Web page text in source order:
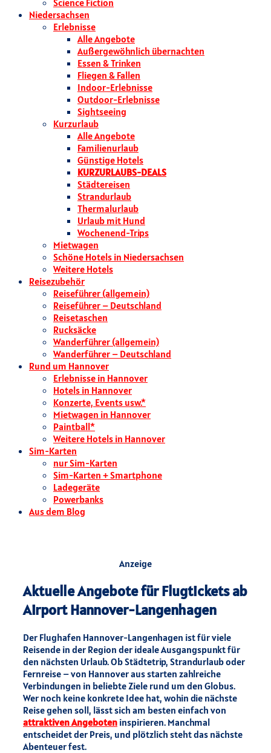
Science Fiction
Niedersachsen
Erlebnisse
Alle Angebote
Außergewöhnlich übernachten
Essen & Trinken
Fliegen & Fallen
Indoor-Erlebnisse
Outdoor-Erlebnisse
Sightseeing
Kurzurlaub
Alle Angebote
Familienurlaub
Günstige Hotels
KURZURLAUBS-DEALS
Städtereisen
Strandurlaub
Thermalurlaub
Urlaub mit Hund
Wochenend-Trips
Mietwagen
Schöne Hotels in Niedersachsen
Weitere Hotels
Reisezubehör
Reiseführer (allgemein)
Reiseführer – Deutschland
Reisetaschen
Rucksäcke
Wanderführer (allgemein)
Wanderführer – Deutschland
Rund um Hannover
Erlebnisse in Hannover
Hotels in Hannover
Konzerte, Events usw.*
Mietwagen in Hannover
Paintball*
Weitere Hotels in Hannover
Sim-Karten
nur Sim-Karten
Sim-Karten + Smartphone
Ladegeräte
Powerbanks
Aus dem Blog
Anzeige
Aktuelle Angebote für Flugtickets ab
Airport Hannover-Langenhagen
Der Flughafen Hannover-Langenhagen ist für viele
Reisende in der Region der ideale Ausgangspunkt für
den nächsten Urlaub. Ob Städtetrip, Strandurlaub oder
Fernreise – von Hannover aus starten zahlreiche
Verbindungen in beliebte Ziele rund um den Globus.
Wer noch keine konkrete Idee hat, wohin die nächste
Reise gehen soll, lässt sich am besten einfach von
attraktiven Angeboten inspirieren. Manchmal
entscheidet der Preis, und plötzlich steht das nächste
Abenteuer fest.